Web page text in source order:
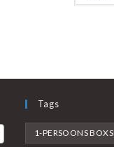
Tags
1-PERSOONS